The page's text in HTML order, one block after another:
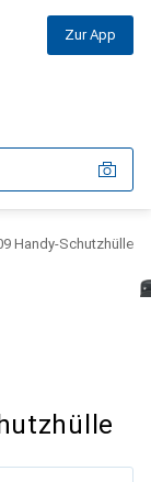
Zur App
Handy-Schutzhülle